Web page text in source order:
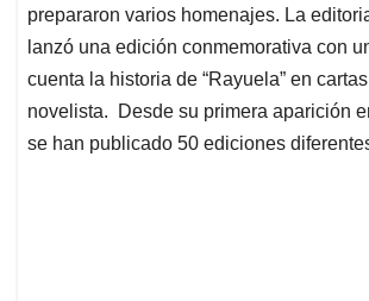
p
p
o
k
I
n
s
prepararon varios homenajes. La
lanzó una edición conmemorativa con
cuenta la historia de “Rayuela” en
novelista. Desde su primera aparición
se han publicado 50 ediciones